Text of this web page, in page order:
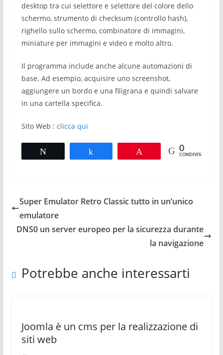
desktop tra cui selettore e selettore del colore dello
schermo, strumento di checksum (controllo hash),
righello sullo schermo, combinatore di immagini,
miniature per immagini e video e molto altro.
Il programma include anche alcune automazioni di
base. Ad esempio, acquisire uno screenshot,
aggiungere un bordo e una filigrana e quindi salvare
in una cartella specifica.
Sito Web : clicca qui
0
CONDIVISIONI
Super Emulator Retro Classic tutto in un’unico
emulatore
DNS0 un server europeo per la sicurezza durante
la navigazione
Potrebbe anche interessarti
Joomla è un cms per la realizzazione di
siti web